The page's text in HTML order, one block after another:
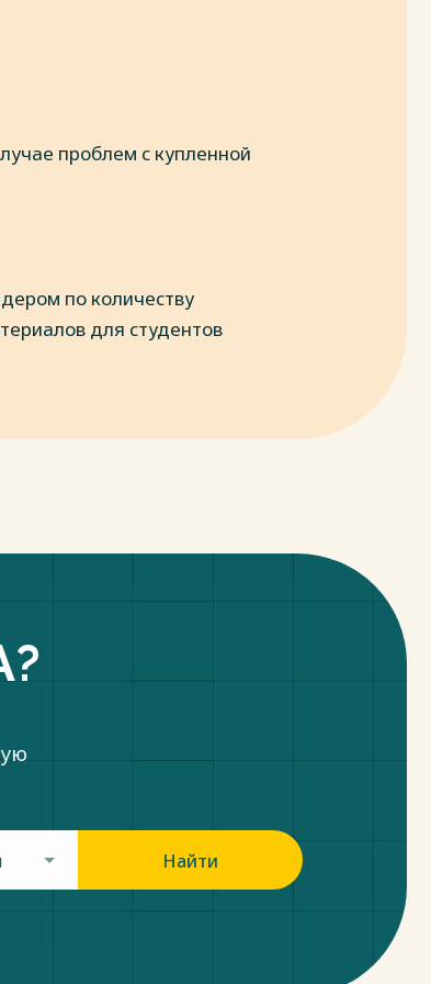
проблем с купленной
по количеству
для студентов
Найти